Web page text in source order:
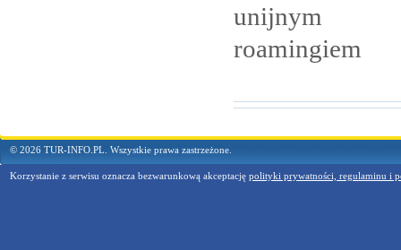
unijnym
roamingiem
© 2026 TUR-INFO.PL. Wszystkie prawa zastrzeżone.
Korzystanie z serwisu oznacza bezwarunkową akceptację polityki prywatności, regulaminu i